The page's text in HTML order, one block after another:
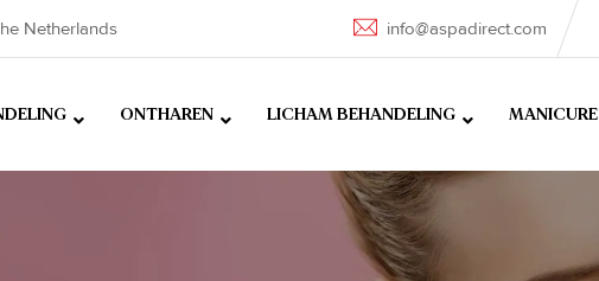
Netherlands info@aspadirect.com
ONTHAREN LICHAM BEHANDELING MANICURE